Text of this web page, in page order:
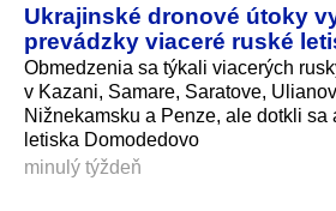
Ukrajinské dronové útoky
prevádzky viaceré ruské
Obmedzenia sa týkali viacerých
v Kazani, Samare, Saratove,
Nižnekamsku a Penze, ale dotkli sa
letiska Domodedovo
minulý týždeň